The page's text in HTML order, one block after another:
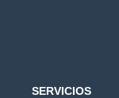
SERVICIOS